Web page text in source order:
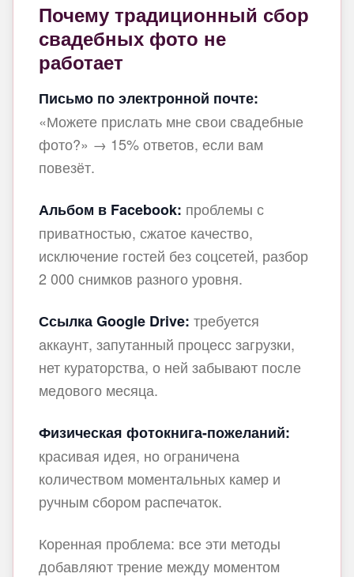
Почему традиционный сбор
свадебных фото не
работает
Письмо по электронной почте:
«Можете прислать мне свои свадебные
фото?» → 15% ответов, если вам
повезёт.
Альбом в Facebook: проблемы с
приватностью, сжатое качество,
исключение гостей без соцсетей, разбор
2 000 снимков разного уровня.
Ссылка Google Drive: требуется
аккаунт, запутанный процесс загрузки,
нет кураторства, о ней забывают после
медового месяца.
Физическая фотокнига-пожеланий:
красивая идея, но ограничена
количеством моментальных камер и
ручным сбором распечаток.
Коренная проблема: все эти методы
добавляют трение между моментом